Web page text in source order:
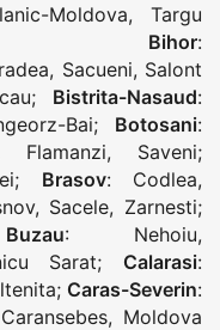
Moldova, Targu
Bihor:
, Sacueni, Salont
; Bistrita-Nasaud:
Bai; Botosani:
Flamanzi, Saveni;
; Brasov: Codlea,
, Sacele, Zarnesti;
Buzau: Nehoiu,
Sarat; Calarasi:
; Caras-Severin:
Caransebes, Moldova